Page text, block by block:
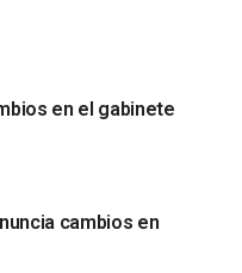
en el gabinete
cambios en